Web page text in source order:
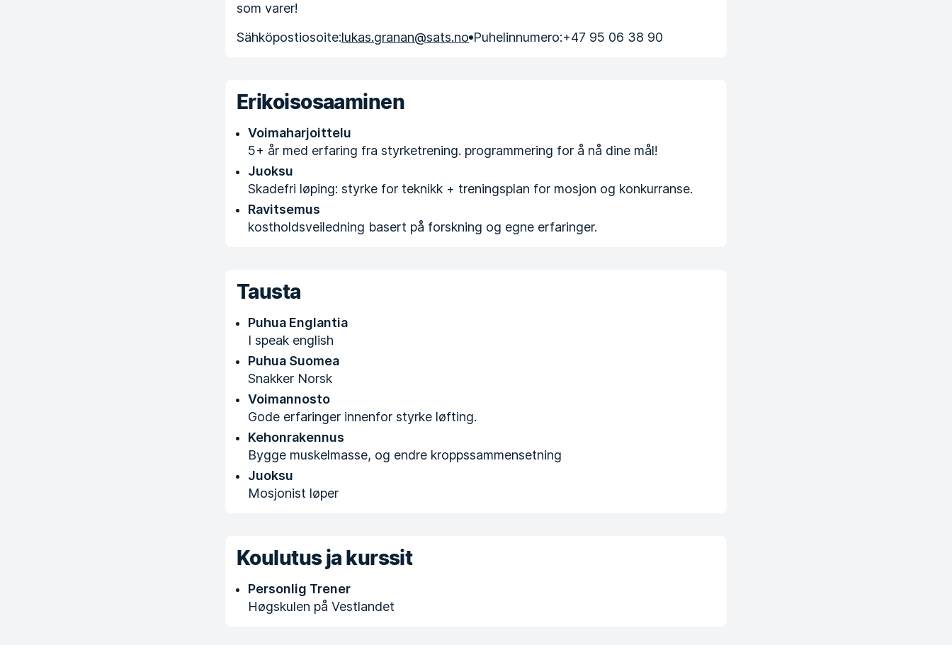
som varer!
Sähköpostiosoite:lukas.granan@sats.no Puhelinnumero:+47 95 06 38 90
Erikoisosaaminen
Voimaharjoittelu
5+ år med erfaring fra styrketrening. programmering for å nå dine mål!
Juoksu
Skadefri løping: styrke for teknikk + treningsplan for mosjon og konkurranse.
Ravitsemus
kostholdsveiledning basert på forskning og egne erfaringer.
Tausta
Puhua Englantia
I speak english
Puhua Suomea
Snakker Norsk
Voimannosto
Gode erfaringer innenfor styrke løfting.
Kehonrakennus
Bygge muskelmasse, og endre kroppssammensetning
Juoksu
Mosjonist løper
Koulutus ja kurssit
Personlig Trener
Høgskulen på Vestlandet